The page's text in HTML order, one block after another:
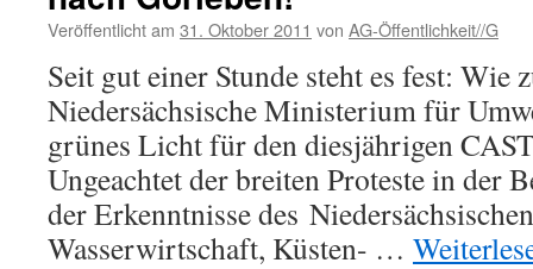
Veröffentlicht am 31. Oktober 2011 von AG-Öffentlichkeit//G
Seit gut einer Stunde steht es fest: Wie
Niedersächsische Ministerium für
grünes Licht für den diesjährigen
Ungeachtet der breiten Proteste in der
der Erkenntnisse des
Wasserwirtschaft, Küsten- …